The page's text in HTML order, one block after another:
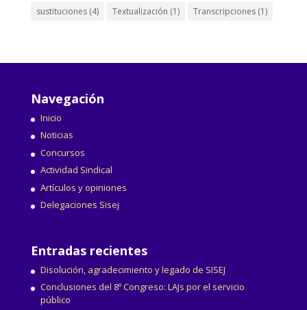
sustituciones(4) Textualización (1) Transcripciones(1)
Navegación
Inicio
Noticias
Concursos
Actividad Sindical
Artículos y opiniones
Delegaciones Sisej
Entradas recientes
Disolución, agradecimiento y legado de SISEJ
Conclusiones del 8º Congreso: LAJs por el servicio
público